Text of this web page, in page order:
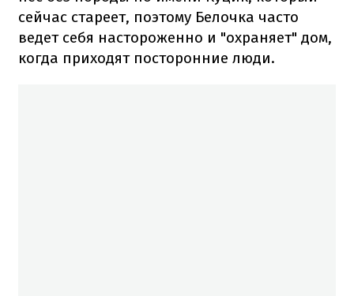
сейчас стареет, поэтому Белочка часто
ведет себя настороженно и "охраняет" дом,
когда приходят посторонние люди.